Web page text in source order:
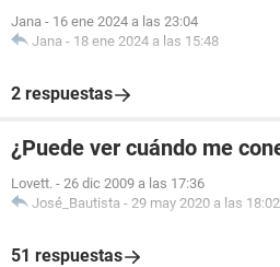
Jana - 16 ene 2024 a las 23:04
Jana - 18 ene 2024 a las 15:48
2 respuestas
¿Puede ver cuándo me
Lovett. - 26 dic 2009 a las 17:36
José_Bautista - 29 may 2020 a las 18:02
51 respuestas